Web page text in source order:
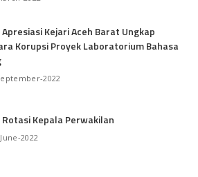
Apresiasi Kejari Aceh Barat Ungkap
Korupsi Proyek Laboratorium Bahasa
2022
Rotasi Kepala Perwakilan
2022